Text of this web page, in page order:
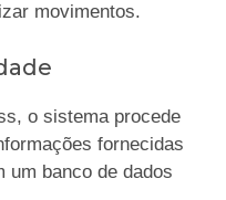
movimentos.
o sistema procede
fornecidas
um banco de dados